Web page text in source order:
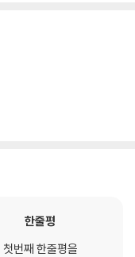
한줄평
첫번째 한줄평을